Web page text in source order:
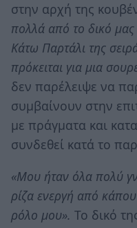
στην αρχή της
πολλά από το δικό
Κάτω Παρτάλι της
πρόκειται για μια
δεν παρέλειψε να
συμβαίνουν στην
με πράγματα και
συνδεθεί κατά το
«Μου ήταν όλα πολύ
ρίζα ενεργή από
ρόλο μου». Το δικό